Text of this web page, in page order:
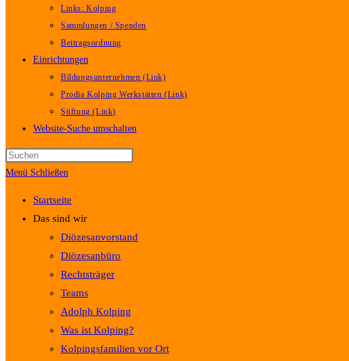
Links: Kolping
Sammlungen / Spenden
Beitragsordnung
Einrichtungen
Bildungsunternehmen (Link)
Prodia Kolping Werkstätten (Link)
Stiftung (Link)
Website-Suche umschalten
Menü Schließen
Startseite
Das sind wir
Diözesanvorstand
Diözesanbüro
Rechtsträger
Teams
Adolph Kolping
Was ist Kolping?
Kolpingsfamilien vor Ort